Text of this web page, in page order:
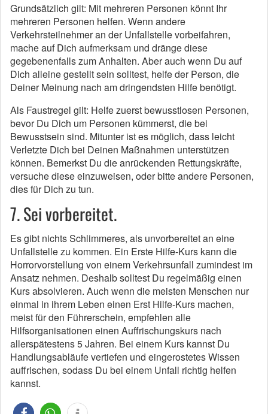
Grundsätzlich gilt: Mit mehreren Personen könnt Ihr
mehreren Personen helfen. Wenn andere
Verkehrsteilnehmer an der Unfallstelle vorbeifahren,
mache auf Dich aufmerksam und dränge diese
gegebenenfalls zum Anhalten. Aber auch wenn Du auf
Dich alleine gestellt sein solltest, helfe der Person, die
Deiner Meinung nach am dringendsten Hilfe benötigt.
Als Faustregel gilt: Helfe zuerst bewusstlosen Personen,
bevor Du Dich um Personen kümmerst, die bei
Bewusstsein sind. Mitunter ist es möglich, dass leicht
Verletzte Dich bei Deinen Maßnahmen unterstützen
können. Bemerkst Du die anrückenden Rettungskräfte,
versuche diese einzuweisen, oder bitte andere Personen,
dies für Dich zu tun.
7. Sei vorbereitet.
Es gibt nichts Schlimmeres, als unvorbereitet an eine
Unfallstelle zu kommen. Ein Erste Hilfe-Kurs kann die
Horrorvorstellung von einem Verkehrsunfall zumindest im
Ansatz nehmen. Deshalb solltest Du regelmäßig einen
Kurs absolvieren. Auch wenn die meisten Menschen nur
einmal in ihrem Leben einen Erst Hilfe-Kurs machen,
meist für den Führerschein, empfehlen alle
Hilfsorganisationen einen Auffrischungskurs nach
allerspätestens 5 Jahren. Bei einem Kurs kannst Du
Handlungsabläufe vertiefen und eingerostetes Wissen
auffrischen, sodass Du bei einem Unfall richtig helfen
kannst.